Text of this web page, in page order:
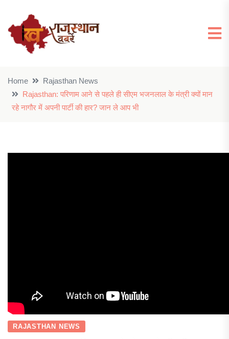
Home
Rajasthan News
Rajasthan: परिणाम आने से पहले ही सीएम भजनलाल के मंत्री क्यों मान
रहे नागौर में अपनी पार्टी की हार? जान ले आप भी
RAJASTHAN NEWS